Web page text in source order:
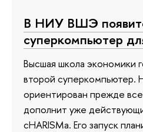
В НИУ ВШЭ
суперкомпьютер
Высшая школа экономики
второй суперкомпьютер.
ориентирован прежде
дополнит уже
cHARISMa. Его запуск